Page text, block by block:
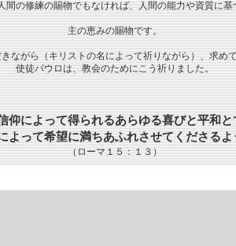
間の修練の賜物でもなければ、人間の能力や資質に
主の恵みの賜物です。
ながら（キリストの名によって祈りながら）、求め
使徒パウロは、教会のためにこう祈りました。
仰によって得られるあらゆる喜びと平和
よって希望に満ちあふれさせてくださるよ
（ローマ１５：１３）